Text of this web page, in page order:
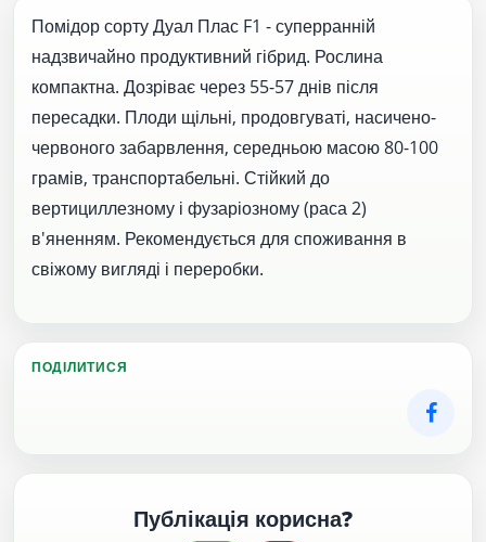
Помідор сорту Дуал Плас F1 - суперранній
надзвичайно продуктивний гібрид. Рослина
компактна. Дозріває через 55-57 днів після
пересадки. Плоди щільні, продовгуваті, насичено-
червоного забарвлення, середньою масою 80-100
грамів, транспортабельні. Стійкий до
вертициллезному і фузаріозному (раса 2)
в'яненням. Рекомендується для споживання в
свіжому вигляді і переробки.
ПОДІЛИТИСЯ
Публікація корисна?